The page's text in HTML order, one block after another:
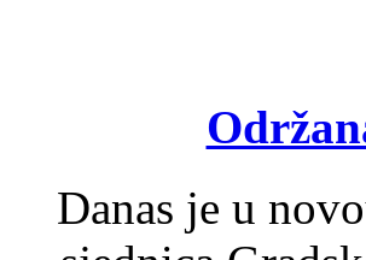
Danas je u